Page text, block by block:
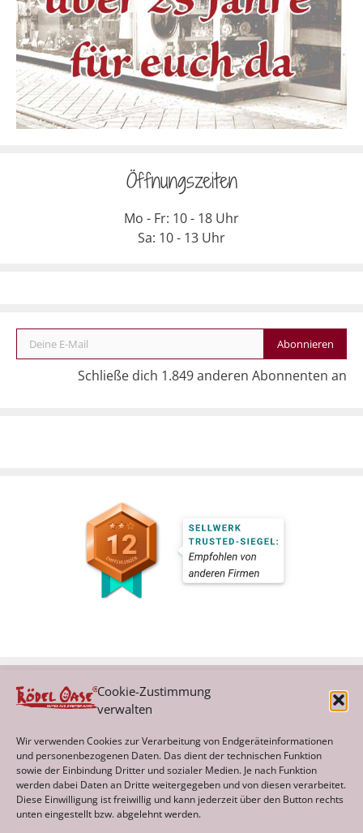
Cookie-Zustimmung
verwalten
Wir verwenden Cookies zur Verarbeitung von Endgeräteinformationen
und personenbezogenen Daten. Das dient der technischen Funktion
sowie der Einbindung Dritter und sozialer Medien. Je nach Funktion
werden dabei Daten an Dritte weitergegeben und von diesen verarbeitet.
Diese Einwilligung ist freiwillig und kann jederzeit über den Button rechts
unten eingestellt bzw. abgelehnt werden.
Öffnungszeiten
Mo - Fr: 10 - 18 Uhr
Sa: 10 - 13 Uhr
Deine E-Mail
Abonnieren
Schließe dich 1.849 anderen Abonnenten an
Archiv